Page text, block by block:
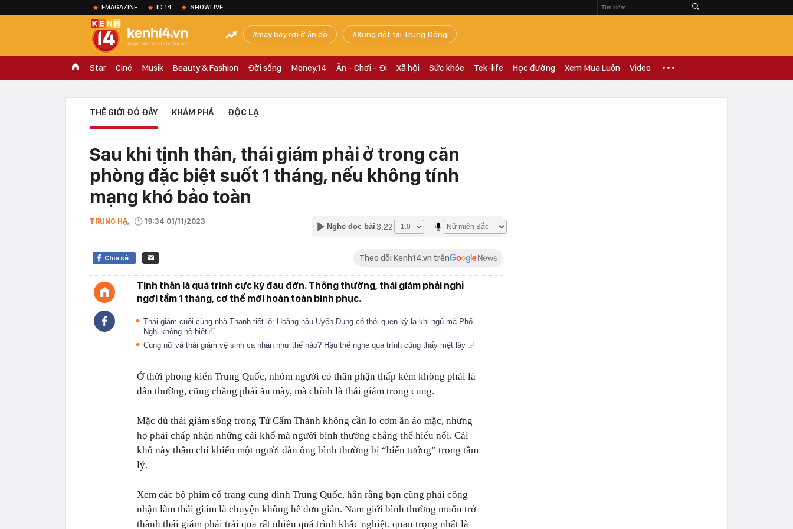
EMAGAZINE ID.14 SHOWLIVE
máy bay rơi ở ấn độ Xung đột tại Trung Đông
Star Ciné Musik Beauty & Fashion Đời sống Money.14 Ăn - Chơi - Đi Xã hội Sức khỏe Tek-life Học đường Xem Mua Luôn Video
THẾ GIỚI ĐÓ ĐÂY KHÁM PHÁ ĐỘC LẠ
Sau khi tịnh thân, thái giám phải ở trong căn
phòng đặc biệt suốt 1 tháng, nếu không tính
mạng khó bảo toàn
TRUNG HẠ, 19:34 01/11/2023
Nghe đọc bài 3:22
Chia sẻ Theo dõi Kenh14.vn trên
Tịnh thân là quá trình cực kỳ đau đớn. Thông thường, thái giám phải nghỉ
ngơi tầm 1 tháng, cơ thể mới hoàn toàn bình phục.
Thái giám cuối cùng nhà Thanh tiết lộ: Hoàng hậu Uyển Dung có thói quen kỳ lạ khi ngủ mà Phổ
Nghi không hề biết
Cung nữ và thái giám vệ sinh cá nhân như thế nào? Hậu thế nghe quá trình cũng thấy mệt lây
Ở thời phong kiến Trung Quốc, nhóm người có thân phận thấp kém không phải là
dân thường, cũng chẳng phải ăn mày, mà chính là thái giám trong cung.
Mặc dù thái giám sống trong Tử Cấm Thành không cần lo cơm ăn áo mặc, nhưng
họ phải chấp nhận những cái khổ mà người bình thường chẳng thể hiểu nổi. Cái
khổ này thậm chí khiến một người đàn ông bình thường bị “biến tướng” trong tâm
lý.
Xem các bộ phim cổ trang cung đình Trung Quốc, hẳn rằng bạn cũng phải công
nhận làm thái giám là chuyện không hề đơn giản. Nam giới bình thường muốn trở
thành thái giám phải trải qua rất nhiều quá trình khắc nghiệt, quan trọng nhất là